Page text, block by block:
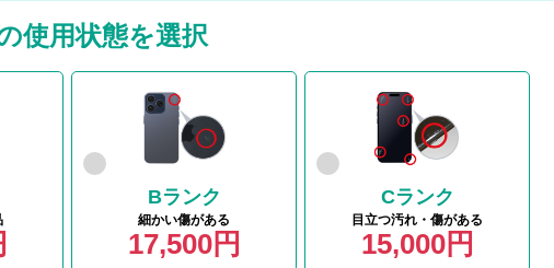
使用状態を選択
Bランク
細かい傷がある
17,500円
Cランク
目立つ汚れ・傷がある
15,000円